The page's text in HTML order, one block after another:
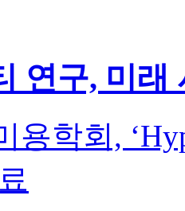
연구, 미래
용학회,